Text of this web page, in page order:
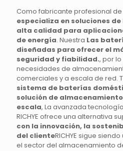
Como fabricante profesional
especializa en soluciones
alta calidad para
de energía. Nuestra Las
diseñadas para ofrecer el
seguridad y fiabilidad., por
necesidades de
comerciales y a escala de red.
sistema de baterías
solución de
escala, La avanzada
RICHYE ofrece una alternativa
con la innovación, la
del clienteRICHYE sigue
el sector del almacenamiento